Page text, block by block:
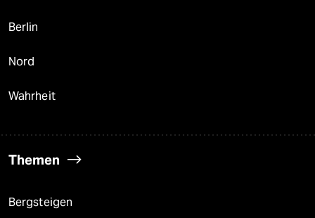
Berlin
Nord
Wahrheit
Themen
Bergsteigen